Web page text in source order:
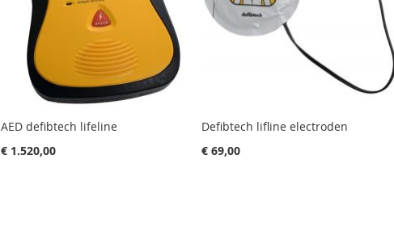
AED defibtech lifeline
€ 1.520,00
Defibtech lifline electroden
€ 69,00